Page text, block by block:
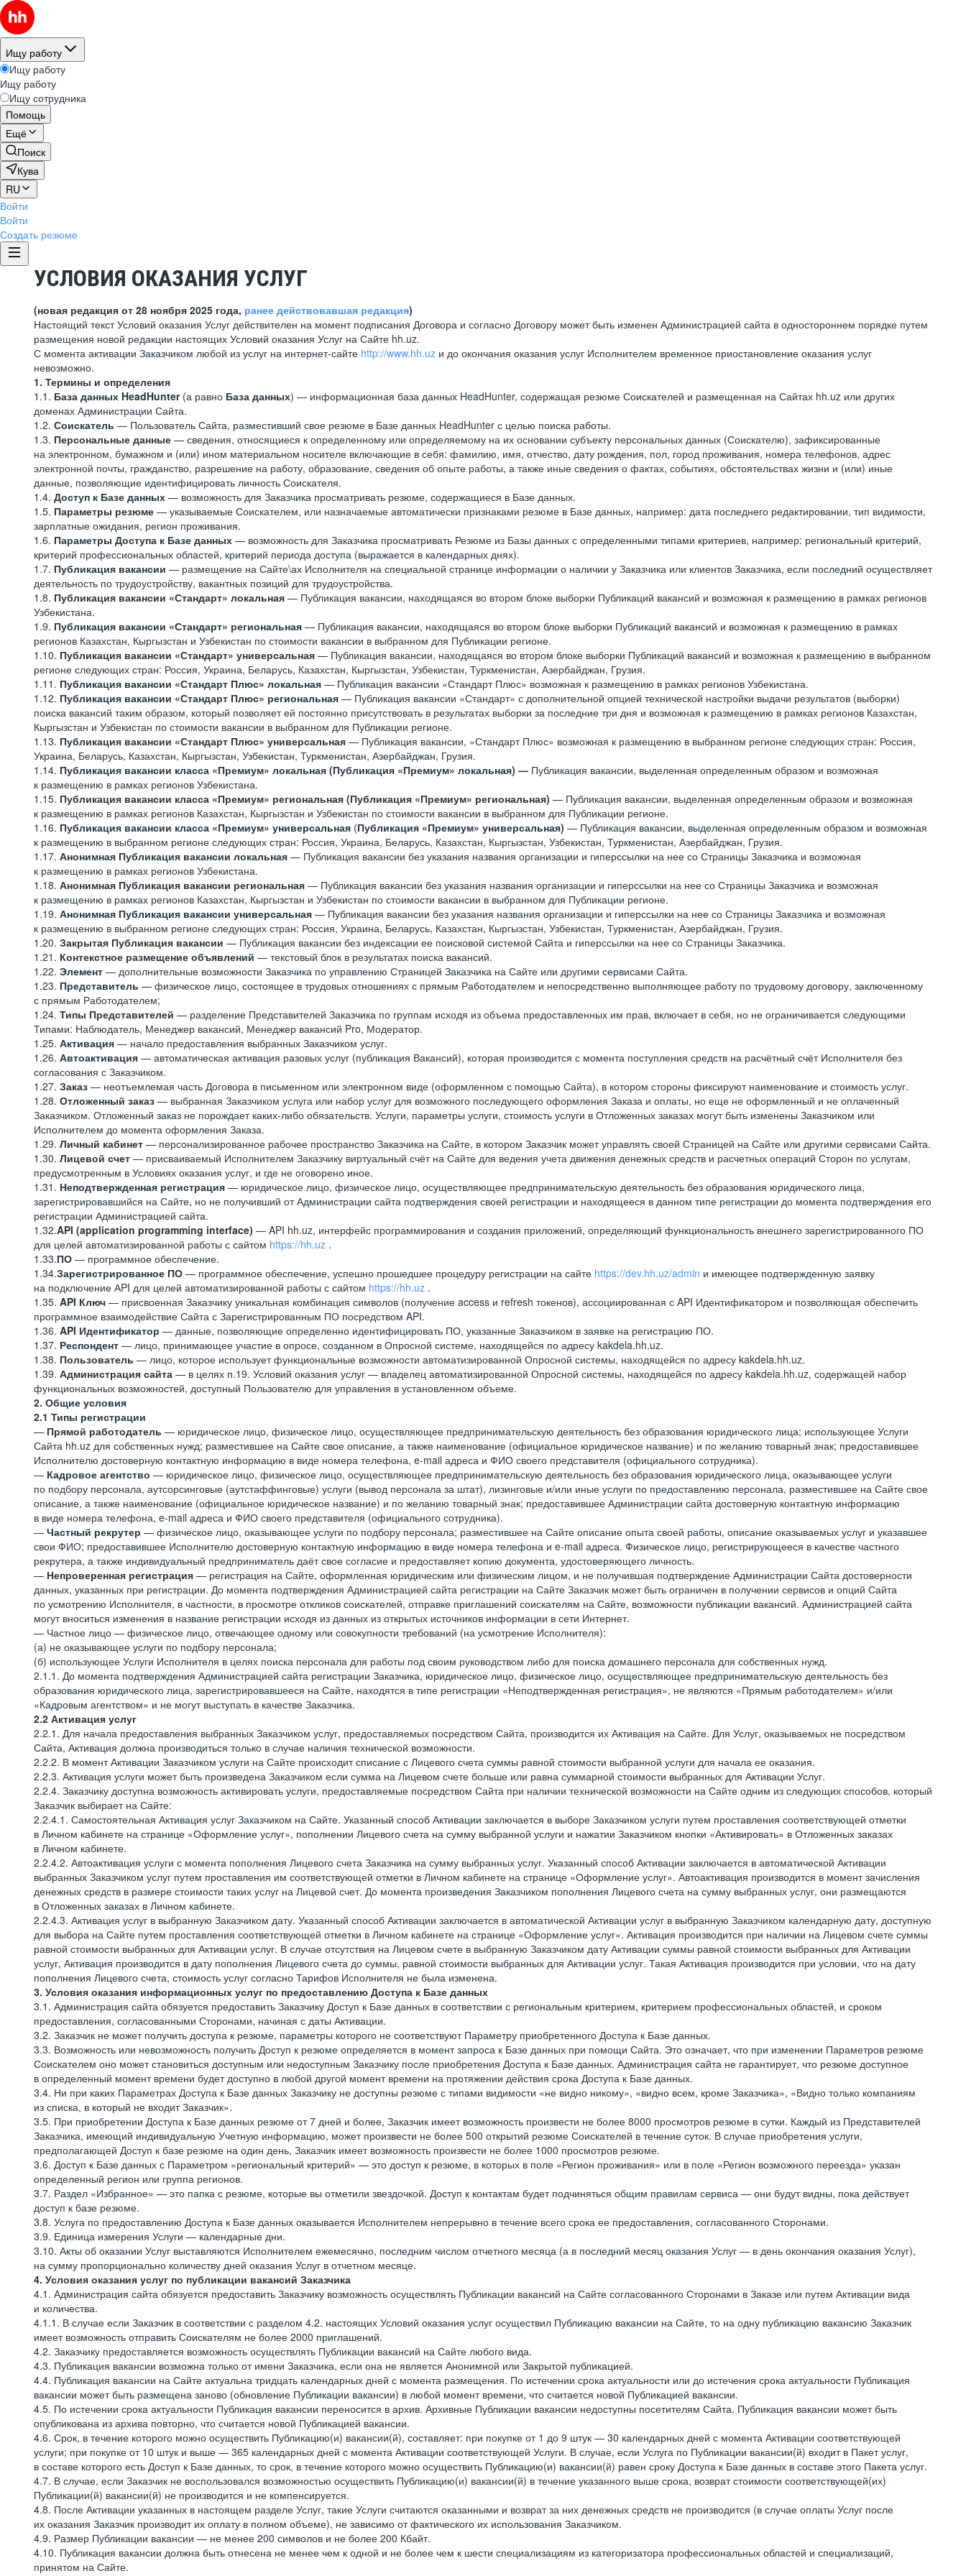
Ищу работу
Ищу работу
Ищу работу
Ищу сотрудника
Помощь
Ещё
Поиск
Кува
RU
Войти
Войти
Создать резюме
УСЛОВИЯ ОКАЗАНИЯ УСЛУГ
(новая редакция от 28 ноября 2025 года, ранее действовавшая редакция)
Настоящий текст Условий оказания Услуг действителен на момент подписания Договора и согласно Договору может быть изменен Администрацией сайта в одностороннем порядке путем
размещения новой редакции настоящих Условий оказания Услуг на Сайте hh.uz.
С момента активации Заказчиком любой из услуг на интернет-сайте http://www.hh.uz и до окончания оказания услуг Исполнителем временное приостановление оказания услуг
невозможно.
1. Термины и определения
1.1. База данных HeadHunter(а равно База данных) — информационная база данных HeadHunter, содержащая резюме Соискателей и размещенная на Сайтах hh.uz или других
доменах Администрации Сайта.
1.2. Соискатель — Пользователь Сайта, разместивший свое резюме в Базе данных HeadHunter с целью поиска работы.
1.3. Персональные данные — сведения, относящиеся к определенному или определяемому на их основании субъекту персональных данных (Соискателю), зафиксированные
на электронном, бумажном и (или) ином материальном носителе включающие в себя: фамилию, имя, отчество, дату рождения, пол, город проживания, номера телефонов, адрес
электронной почты, гражданство, разрешение на работу, образование, сведения об опыте работы, а также иные сведения о фактах, событиях, обстоятельствах жизни и (или) иные
данные, позволяющие идентифицировать личность Соискателя.
1.4. Доступ к Базе данных — возможность для Заказчика просматривать резюме, содержащиеся в Базе данных.
1.5. Параметры резюме — указываемые Соискателем, или назначаемые автоматически признаками резюме в Базе данных, например: дата последнего редактировании, тип видимости,
зарплатные ожидания, регион проживания.
1.6. Параметры Доступа к Базе данных — возможность для Заказчика просматривать Резюме из Базы данных с определенными типами критериев, например: региональный критерий,
критерий профессиональных областей, критерий периода доступа (выражается в календарных днях).
1.7. Публикация вакансии — размещение на Сайте\ах Исполнителя на специальной странице информации о наличии у Заказчика или клиентов Заказчика, если последний осуществляет
деятельность по трудоустройству, вакантных позиций для трудоустройства.
1.8. Публикация вакансии «Стандарт» локальная — Публикация вакансии, находящаяся во втором блоке выборки Публикаций вакансий и возможная к размещению в рамках регионов
Узбекистана.
1.9. Публикация вакансии «Стандарт» региональная — Публикация вакансии, находящаяся во втором блоке выборки Публикаций вакансий и возможная к размещению в рамках
регионов Казахстан, Кыргызстан и Узбекистан по стоимости вакансии в выбранном для Публикации регионе.
1.10. Публикация вакансии «Стандарт» универсальная — Публикация вакансии, находящаяся во втором блоке выборки Публикаций вакансий и возможная к размещению в выбранном
регионе следующих стран: Россия, Украина, Беларусь, Казахстан, Кыргызстан, Узбекистан, Туркменистан, Азербайджан, Грузия.
1.11. Публикация вакансии «Стандарт Плюс» локальная — Публикация вакансии «Стандарт Плюс» возможная к размещению в рамках регионов Узбекистана.
1.12. Публикация вакансии «Стандарт Плюс» региональная — Публикация вакансии «Стандарт» с дополнительной опцией технической настройки выдачи результатов (выборки)
поиска вакансий таким образом, который позволяет ей постоянно присутствовать в результатах выборки за последние три дня и возможная к размещению в рамках регионов Казахстан,
Кыргызстан и Узбекистан по стоимости вакансии в выбранном для Публикации регионе.
1.13. Публикация вакансии «Стандарт Плюс» универсальная — Публикация вакансии, «Стандарт Плюс» возможная к размещению в выбранном регионе следующих стран: Россия,
Украина, Беларусь, Казахстан, Кыргызстан, Узбекистан, Туркменистан, Азербайджан, Грузия.
1.14. Публикация вакансии класса «Премиум» локальная (Публикация «Премиум» локальная) — Публикация вакансии, выделенная определенным образом и возможная
к размещению в рамках регионов Узбекистана.
1.15. Публикация вакансии класса «Премиум» региональная (Публикация «Премиум» региональная) — Публикация вакансии, выделенная определенным образом и возможная
к размещению в рамках регионов Казахстан, Кыргызстан и Узбекистан по стоимости вакансии в выбранном для Публикации регионе.
1.16. Публикация вакансии класса «Премиум» универсальная (Публикация «Премиум» универсальная) — Публикация вакансии, выделенная определенным образом и возможная
к размещению в выбранном регионе следующих стран: Россия, Украина, Беларусь, Казахстан, Кыргызстан, Узбекистан, Туркменистан, Азербайджан, Грузия.
1.17. Анонимная Публикация вакансии локальная — Публикация вакансии без указания названия организации и гиперссылки на нее со Страницы Заказчика и возможная
к размещению в рамках регионов Узбекистана.
1.18. Анонимная Публикация вакансии региональная — Публикация вакансии без указания названия организации и гиперссылки на нее со Страницы Заказчика и возможная
к размещению в рамках регионов Казахстан, Кыргызстан и Узбекистан по стоимости вакансии в выбранном для Публикации регионе.
1.19. Анонимная Публикация вакансии универсальная — Публикация вакансии без указания названия организации и гиперссылки на нее со Страницы Заказчика и возможная
к размещению в выбранном регионе следующих стран: Россия, Украина, Беларусь, Казахстан, Кыргызстан, Узбекистан, Туркменистан, Азербайджан, Грузия.
1.20. Закрытая Публикация вакансии — Публикация вакансии без индексации ее поисковой системой Сайта и гиперссылки на нее со Страницы Заказчика.
1.21. Контекстное размещение объявлений — текстовый блок в результатах поиска вакансий.
1.22. Элемент — дополнительные возможности Заказчика по управлению Страницей Заказчика на Сайте или другими сервисами Сайта.
1.23. Представитель — физическое лицо, состоящее в трудовых отношениях с прямым Работодателем и непосредственно выполняющее работу по трудовому договору, заключенному
с прямым Работодателем;
1.24. Типы Представителей — разделение Представителей Заказчика по группам исходя из объема предоставленных им прав, включает в себя, но не ограничивается следующими
Типами: Наблюдатель, Менеджер вакансий, Менеджер вакансий Pro, Модератор.
1.25. Активация — начало предоставления выбранных Заказчиком услуг.
1.26. Автоактивация — автоматическая активация разовых услуг (публикация Вакансий), которая производится с момента поступления средств на расчётный счёт Исполнителя без
согласования с Заказчиком.
1.27. Заказ — неотъемлемая часть Договора в письменном или электронном виде (оформленном с помощью Сайта), в котором стороны фиксируют наименование и стоимость услуг.
1.28. Отложенный заказ — выбранная Заказчиком услуга или набор услуг для возможного последующего оформления Заказа и оплаты, но еще не оформленный и не оплаченный
Заказчиком. Отложенный заказ не порождает каких-либо обязательств. Услуги, параметры услуги, стоимость услуги в Отложенных заказах могут быть изменены Заказчиком или
Исполнителем до момента оформления Заказа.
1.29. Личный кабинет — персонализированное рабочее пространство Заказчика на Сайте, в котором Заказчик может управлять своей Страницей на Сайте или другими сервисами Сайта.
1.30. Лицевой счет — присваиваемый Исполнителем Заказчику виртуальный счёт на Сайте для ведения учета движения денежных средств и расчетных операций Сторон по услугам,
предусмотренным в Условиях оказания услуг, и где не оговорено иное.
1.31. Неподтвержденная регистрация — юридическое лицо, физическое лицо, осуществляющее предпринимательскую деятельность без образования юридического лица,
зарегистрировавшийся на Сайте, но не получивший от Администрации сайта подтверждения своей регистрации и находящееся в данном типе регистрации до момента подтверждения его
регистрации Администрацией сайта.
1.32.API (application programming interface) — API hh.uz, интерфейс программирования и создания приложений, определяющий функциональность внешнего зарегистрированного ПО
для целей автоматизированной работы с сайтом https://hh.uz .
1.33.ПО — программное обеспечение.
1.34.Зарегистрированное ПО — программное обеспечение, успешно прошедшее процедуру регистрации на сайте https://dev.hh.uz/admin и имеющее подтвержденную заявку
на подключение АPI для целей автоматизированной работы с сайтом https://hh.uz .
1.35. API Ключ — присвоенная Заказчику уникальная комбинация символов (получение access и refresh токенов), ассоциированная с API Идентификатором и позволяющая обеспечить
программное взаимодействие Сайта с Зарегистрированным ПО посредством API.
1.36. API Идентификатор — данные, позволяющие определенно идентифицировать ПО, указанные Заказчиком в заявке на регистрацию ПО.
1.37. Респондент — лицо, принимающее участие в опросе, созданном в Опросной системе, находящейся по адресу kakdela.hh.uz.
1.38. Пользователь — лицо, которое использует функциональные возможности автоматизированной Опросной системы, находящейся по адресу kakdela.hh.uz.
1.39. Администрация сайта — в целях п.19. Условий оказания услуг — владелец автоматизированной Опросной системы, находящейся по адресу kakdela.hh.uz, содержащей набор
функциональных возможностей, доступный Пользователю для управления в установленном объеме.
2. Общие условия
2.1 Типы регистрации
— Прямой работодатель — юридическое лицо, физическое лицо, осуществляющее предпринимательскую деятельность без образования юридического лица; использующее Услуги
Сайта hh.uz для собственных нужд; разместившее на Сайте свое описание, а также наименование (официальное юридическое название) и по желанию товарный знак; предоставившее
Исполнителю достоверную контактную информацию в виде номера телефона, e-mail адреса и ФИО своего представителя (официального сотрудника).
— Кадровое агентство — юридическое лицо, физическое лицо, осуществляющее предпринимательскую деятельность без образования юридического лица, оказывающее услуги
по подбору персонала, аутсорсинговые (аутстаффинговые) услуги (вывод персонала за штат), лизинговые и/или иные услуги по предоставлению персонала, разместившее на Сайте свое
описание, а также наименование (официальное юридическое название) и по желанию товарный знак; предоставившее Администрации сайта достоверную контактную информацию
в виде номера телефона, e-mail адреса и ФИО своего представителя (официального сотрудника).
— Частный рекрутер — физическое лицо, оказывающее услуги по подбору персонала; разместившее на Сайте описание опыта своей работы, описание оказываемых услуг и указавшее
свои ФИО; предоставившее Исполнителю достоверную контактную информацию в виде номера телефона и e-mail адреса. Физическое лицо, регистрирующееся в качестве частного
рекрутера, а также индивидуальный предприниматель даёт свое согласие и предоставляет копию документа, удостоверяющего личность.
— Непроверенная регистрация — регистрация на Сайте, оформленная юридическим или физическим лицом, и не получившая подтверждение Администрации Сайта достоверности
данных, указанных при регистрации. До момента подтверждения Администрацией сайта регистрации на Сайте Заказчик может быть ограничен в получении сервисов и опций Сайта
по усмотрению Исполнителя, в частности, в просмотре откликов соискателей, отправке приглашений соискателям на Сайте, возможности публикации вакансий. Администрацией сайта
могут вноситься изменения в название регистрации исходя из данных из открытых источников информации в сети Интернет.
— Частное лицо — физическое лицо, отвечающее одному или совокупности требований (на усмотрение Исполнителя):
(а) не оказывающее услуги по подбору персонала;
(б) использующее Услуги Исполнителя в целях поиска персонала для работы под своим руководством либо для поиска домашнего персонала для собственных нужд.
2.1.1. До момента подтверждения Администрацией сайта регистрации Заказчика, юридическое лицо, физическое лицо, осуществляющее предпринимательскую деятельность без
образования юридического лица, зарегистрировавшееся на Сайте, находятся в типе регистрации «Неподтвержденная регистрация», не являются «Прямым работодателем» и/или
«Кадровым агентством» и не могут выступать в качестве Заказчика.
2.2 Активация услуг
2.2.1. Для начала предоставления выбранных Заказчиком услуг, предоставляемых посредством Сайта, производится их Активация на Сайте. Для Услуг, оказываемых не посредством
Сайта, Активация должна производиться только в случае наличия технической возможности.
2.2.2. В момент Активации Заказчиком услуги на Сайте происходит списание с Лицевого счета суммы равной стоимости выбранной услуги для начала ее оказания.
2.2.3. Активация услуги может быть произведена Заказчиком если сумма на Лицевом счете больше или равна суммарной стоимости выбранных для Активации Услуг.
2.2.4. Заказчику доступна возможность активировать услуги, предоставляемые посредством Сайта при наличии технической возможности на Сайте одним из следующих способов, который
Заказчик выбирает на Сайте:
2.2.4.1. Самостоятельная Активация услуг Заказчиком на Сайте. Указанный способ Активации заключается в выборе Заказчиком услуги путем проставления соответствующей отметки
в Личном кабинете на странице «Оформление услуг», пополнении Лицевого счета на сумму выбранной услуги и нажатии Заказчиком кнопки «Активировать» в Отложенных заказах
в Личном кабинете.
2.2.4.2. Автоактивация услуги с момента пополнения Лицевого счета Заказчика на сумму выбранных услуг. Указанный способ Активации заключается в автоматической Активации
выбранных Заказчиком услуг путем проставления им соответствующей отметки в Личном кабинете на странице «Оформление услуг». Автоактивация производится в момент зачисления
денежных средств в размере стоимости таких услуг на Лицевой счет. До момента произведения Заказчиком пополнения Лицевого счета на сумму выбранных услуг, они размещаются
в Отложенных заказах в Личном кабинете.
2.2.4.3. Активация услуг в выбранную Заказчиком дату. Указанный способ Активации заключается в автоматической Активации услуг в выбранную Заказчиком календарную дату, доступную
для выбора на Сайте путем проставления соответствующей отметки в Личном кабинете на странице «Оформление услуг». Активация производится при наличии на Лицевом счете суммы
равной стоимости выбранных для Активации услуг. В случае отсутствия на Лицевом счете в выбранную Заказчиком дату Активации суммы равной стоимости выбранных для Активации
услуг, Активация производится в дату пополнения Лицевого счета до суммы, равной стоимости выбранных для Активации услуг. Такая Активация производится при условии, что на дату
пополнения Лицевого счета, стоимость услуг согласно Тарифов Исполнителя не была изменена.
3. Условия оказания информационных услуг по предоставлению Доступа к Базе данных
3.1. Администрация сайта обязуется предоставить Заказчику Доступ к Базе данных в соответствии с региональным критерием, критерием профессиональных областей, и сроком
предоставления, согласованными Сторонами, начиная с даты Активации.
3.2. Заказчик не может получить доступа к резюме, параметры которого не соответствуют Параметру приобретенного Доступа к Базе данных.
3.3. Возможность или невозможность получить Доступ к резюме определяется в момент запроса к Базе данных при помощи Сайта. Это означает, что при изменении Параметров резюме
Соискателем оно может становиться доступным или недоступным Заказчику после приобретения Доступа к Базе данных. Администрация сайта не гарантирует, что резюме доступное
в определенный момент времени будет доступно в любой другой момент времени на протяжении действия срока Доступа к Базе данных.
3.4. Ни при каких Параметрах Доступа к Базе данных Заказчику не доступны резюме с типами видимости «не видно никому», «видно всем, кроме Заказчика», «Видно только компаниям
из списка, в который не входит Заказчик».
3.5. При приобретении Доступа к Базе данных резюме от 7 дней и более, Заказчик имеет возможность произвести не более 8000 просмотров резюме в сутки. Каждый из Представителей
Заказчика, имеющий индивидуальную Учетную информацию, может произвести не более 500 открытий резюме Соискателей в течение суток. В случае приобретения услуги,
предполагающей Доступ к базе резюме на один день, Заказчик имеет возможность произвести не более 1000 просмотров резюме.
3.6. Доступ к Базе данных с Параметром «региональный критерий» — это доступ к резюме, в которых в поле «Регион проживания» или в поле «Регион возможного переезда» указан
определенный регион или группа регионов.
3.7. Раздел «Избранное» — это папка с резюме, которые вы отметили звездочкой. Доступ к контактам будет подчиняться общим правилам сервиса — они будут видны, пока действует
доступ к базе резюме.
3.8. Услуга по предоставлению Доступа к Базе данных оказывается Исполнителем непрерывно в течение всего срока ее предоставления, согласованного Сторонами.
3.9. Единица измерения Услуги — календарные дни.
3.10. Акты об оказании Услуг выставляются Исполнителем ежемесячно, последним числом отчетного месяца (а в последний месяц оказания Услуг — в день окончания оказания Услуг),
на сумму пропорционально количеству дней оказания Услуг в отчетном месяце.
4. Условия оказания услуг по публикации вакансий Заказчика
4.1. Администрация сайта обязуется предоставить Заказчику возможность осуществлять Публикации вакансий на Сайте согласованного Сторонами в Заказе или путем Активации вида
и количества.
4.1.1. В случае если Заказчик в соответствии с разделом 4.2. настоящих Условий оказания услуг осуществил Публикацию вакансии на Сайте, то на одну публикацию вакансию Заказчик
имеет возможность отправить Соискателям не более 2000 приглашений.
4.2. Заказчику предоставляется возможность осуществлять Публикации вакансий на Сайте любого вида.
4.3. Публикация вакансии возможна только от имени Заказчика, если она не является Анонимной или Закрытой публикацией.
4.4. Публикация вакансии на Сайте актуальна тридцать календарных дней с момента размещения. По истечении срока актуальности или до истечения срока актуальности Публикация
вакансии может быть размещена заново (обновление Публикации вакансии) в любой момент времени, что считается новой Публикацией вакансии.
4.5. По истечении срока актуальности Публикация вакансии переносится в архив. Архивные Публикации вакансии недоступны посетителям Сайта. Публикация вакансии может быть
опубликована из архива повторно, что считается новой Публикацией вакансии.
4.6. Срок, в течение которого можно осуществить Публикацию(и) вакансии(й), составляет: при покупке от 1 до 9 штук — 30 календарных дней с момента Активации соответствующей
услуги; при покупке от 10 штук и выше — 365 календарных дней с момента Активации соответствующей Услуги. В случае, если Услуга по Публикации вакансии(й) входит в Пакет услуг,
в составе которого есть Доступ к Базе данных, то срок, в течение которого можно осуществить Публикацию(и) вакансии(й) равен сроку Доступа к Базе данных в составе этого Пакета услуг.
4.7. В случае, если Заказчик не воспользовался возможностью осуществить Публикацию(и) вакансии(й) в течение указанного выше срока, возврат стоимости соответствующей(их)
Публикации(й) вакансии(й) не производится и не компенсируется.
4.8. После Активации указанных в настоящем разделе Услуг, такие Услуги считаются оказанными и возврат за них денежных средств не производится (в случае оплаты Услуг после
их оказания Заказчик производит их оплату в полном объеме), не зависимо от фактического их использования Заказчиком.
4.9. Размер Публикации вакансии — не менее 200 символов и не более 200 Кбайт.
4.10. Публикация вакансии должна быть отнесена не менее чем к одной и не более чем к шести специализациям из категоризатора профессиональных областей и специализаций,
принятом на Сайте.